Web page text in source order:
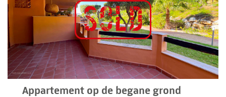
Appartement op de begane grond